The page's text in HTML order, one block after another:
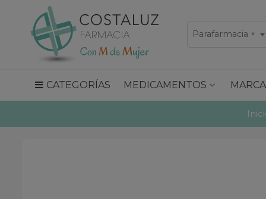
×
Parafarmacia
CATEGORÍAS MEDICAMENTOS